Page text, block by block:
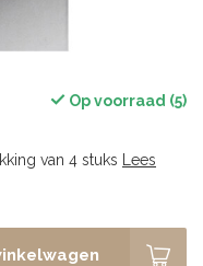
Op voorraad (5)
van 4 stuks
Lees